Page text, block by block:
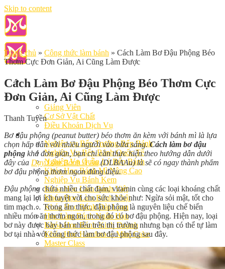
Skip to content
Giới Thiệu
Giảng Viên
Cơ Sở Vật Chất
Điều Khoản Dịch Vụ
Học Làm Bánh
Nghiệp vụ Bếp Trưởng Bếp Bánh
Nghiệp Vụ Bếp Bánh Quốc Tế
Nghiệp Vụ Quản Lý Bếp Bánh
Khóa Học Bánh Mì Nâng Cao
Nghiệp Vụ Bánh Kem
Khóa Học Làm Bánh Việt
Khóa Học Làm Bánh Nhật
Khóa Học Bánh Đài Loan
Học Làm Bánh Ngắn Hạn
Khóa Học Bánh Kinh Doanh
Khóa Học Handmade Mini Cake
Master Class
Trang chủ » Công thức làm bánh » Cách Làm Bơ Đậu Phộng Béo
Thơm Cực Đơn Giản, Ai Cũng Làm Được
Cách Làm Bơ Đậu Phộng Béo Thơm Cực
Đơn Giản, Ai Cũng Làm Được
Thanh Tuyền
Bơ đậu phộng (peanut butter) béo thơm ăn kèm với bánh mì là lựa
chọn hấp dẫn với nhiều người vào bữa sáng.Cách làm bơ đậu
phộng khá đơn giản, bạn chỉ cần thực hiện theo hướng dẫn dưới
đây của Dạy Làm Bánh Á Âu(DLBAAu) là sẽ có ngay thành phẩm
bơ đậu phộng thơm ngon đúng điệu.
Đậu phộng chứa nhiều chất đạm, vitamin cùng các loại khoáng chất
mang lại lợi ích tuyệt vời cho sức khỏe như: Ngừa sỏi mật, tốt cho
tim mạch… Trong ẩm thực, đậu phộng là nguyên liệu chế biến
nhiều món ăn thơm ngon, trong đó có bơ đậu phộng. Hiện nay, loại
bơ này được bày bán nhiều trên thị trường nhưng bạn có thể tự làm
bơ tại nhà với công thức làm bơ đậu phộng sau đây.